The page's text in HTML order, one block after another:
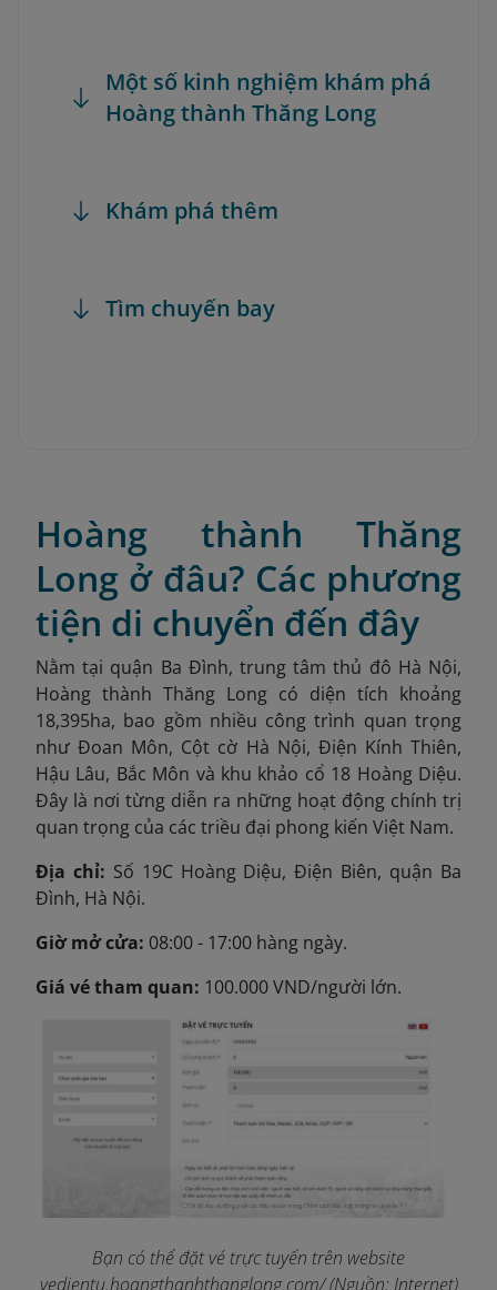
Một số kinh nghiệm khám phá
Hoàng thành Thăng Long
Khám phá thêm
Tìm chuyến bay
Hoàng thành Thăng
Long ở đâu? Các phương
tiện di chuyển đến đây
Nằm tại quận Ba Đình, trung tâm thủ đô Hà Nội,
Hoàng thành Thăng Long có diện tích khoảng
18,395ha, bao gồm nhiều công trình quan trọng
như Đoan Môn, Cột cờ Hà Nội, Điện Kính Thiên,
Hậu Lâu, Bắc Môn và khu khảo cổ 18 Hoàng Diệu.
Đây là nơi từng diễn ra những hoạt động chính trị
quan trọng của các triều đại phong kiến Việt Nam.
Địa chỉ: Số 19C Hoàng Diệu, Điện Biên, quận Ba
Đình, Hà Nội.
Giờ mở cửa: 08:00 - 17:00 hàng ngày.
Giá vé tham quan: 100.000 VND/người lớn.
Bạn có thể đặt vé trực tuyến trên website
vedientu.hoangthanhthanglong.com/ (Nguồn: Internet)